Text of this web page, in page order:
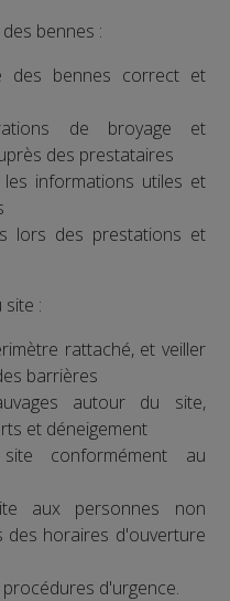
bennes :
des bennes correct et
de broyage et
des prestataires
informations utiles et
lors des prestations et
:
rattaché, et veiller
barrières
autour du site,
et déneigement
conformément au
aux personnes non
horaires d'ouverture
d'urgence.